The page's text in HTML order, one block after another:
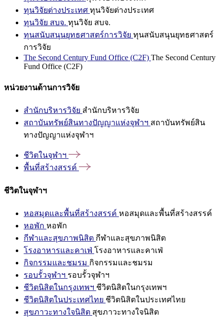
ทุนวิจัยต่างประเทศ ทุนวิจัยต่างประเทศ
ทุนวิจัย สบจ. ทุนวิจัย สบจ.
ทุนสนับสนุนยุทธศาสตร์การวิจัย ทุนสนับสนุนยุทธศาสตร์
การวิจัย
The Second Century Fund Office (C2F) The Second Century
Fund Office (C2F)
หน่วยงานด้านการวิจัย
สำนักบริหารวิจัย สำนักบริหารวิจัย
สถาบันทรัพย์สินทางปัญญาแห่งจุฬาฯ สถาบันทรัพย์สิน
ทางปัญญาแห่งจุฬาฯ
ชีวิตในจุฬาฯ
พื้นที่สร้างสรรค์
ชีวิตในจุฬาฯ
หอสมุดและพื้นที่สร้างสรรค์ หอสมุดและพื้นที่สร้างสรรค์
หอพัก หอพัก
กีฬาและสุขภาพนิสิต กีฬาและสุขภาพนิสิต
โรงอาหารและคาเฟ่ โรงอาหารและคาเฟ่
กิจกรรมและชมรม กิจกรรมและชมรม
รอบรั้วจุฬาฯ รอบรั้วจุฬาฯ
ชีวิตนิสิตในกรุงเทพฯ ชีวิตนิสิตในกรุงเทพฯ
ชีวิตนิสิตในประเทศไทย ชีวิตนิสิตในประเทศไทย
สุขภาวะทางใจนิสิต สุขภาวะทางใจนิสิต